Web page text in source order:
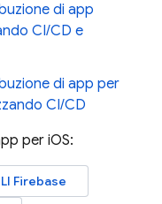
di app
CI/CD e
di app per
CI/CD
per iOS:
Firebase